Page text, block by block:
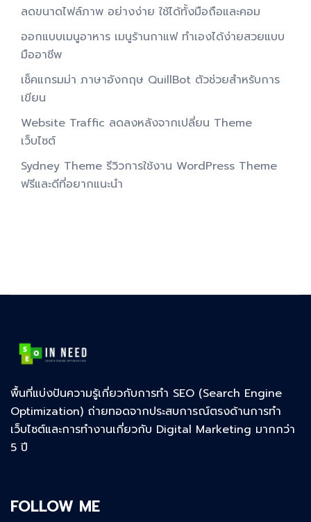
ลดขนาดไฟล์ภาพ อย่างง่าย ใช้ได้ทั้งมือถือและคอม
ออกแบบเมนูอาหาร เมนูร้านกาแฟ ทำเองได้ง่ายสวยแบบ
มืออาชีพ
เช็คแกรมม่า ภาษาอังกฤษ QuillBot ตัวช่วยสำหรับการ
เขียน
Website Traffic ลดลงหลังจากเปลี่ยน Theme
เว็บไซต์
Sydney Theme รีวิวการใช้งาน WordPress Theme
ฟรีและดีที่อยากแนะนำ
พื้นที่แบ่งปันความรู้เกี่ยวกับการทำ SEO (Search Engine
Optimization) ถ่ายทอดจากประสบการณ์ตรงด้านการทำ
เว็บไซต์และการทำงานเกี่ยวกับ Digital Marketing มากกว่า
5 ปี
FOLLOW ME